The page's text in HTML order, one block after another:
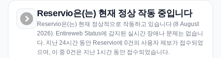
Reservio은(는) 현재 정상 작동 중입니다
Reservio은(는) 현재 정상적으로 작동하고 있습니다 (8 August
2026). Entireweb Status에 감지된 실시간 장애나 문제는 없습니
다. 지난 24시간 동안 Reservio에 0건의 사용자 제보가 접수되었
으며, 이 중 0건은 지난 1시간 동안 접수되었습니다.